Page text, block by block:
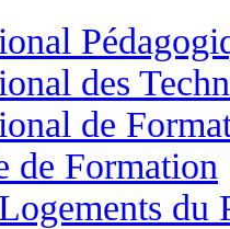
des
de
de Formation
du